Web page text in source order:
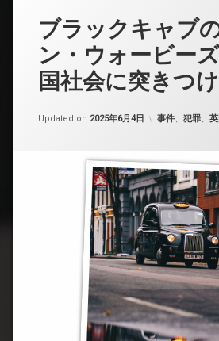
ブラックキャブ
ン・ウォービー
国社会に突きつ
Updated on 2025年6月4日 カテゴリー:
事件、 犯罪、 英